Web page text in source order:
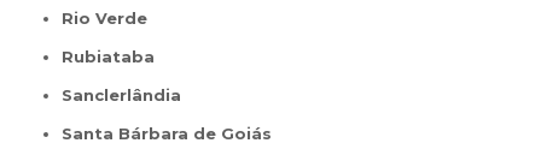
Rio Verde
Rubiataba
Sanclerlândia
Santa Bárbara de Goiás